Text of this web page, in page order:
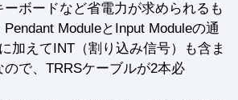
ーボードなど省電力が求められるも
ModuleとInput Moduleの通
加えてINT（割り込み信号）も含ま
ので、TRRSケーブルが2本必